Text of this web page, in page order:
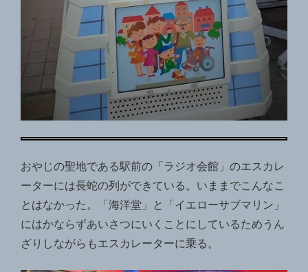
おやじの聖地である駅前の「ラジオ会館」のエスカレ
ーターには長蛇の列ができている。いままでこんなこ
とはなかった。「海洋堂」と「イエローサブマリン」
にはかならずあいさつにいくことにしているためうん
ざりしながらもエスカレーターに乗る。